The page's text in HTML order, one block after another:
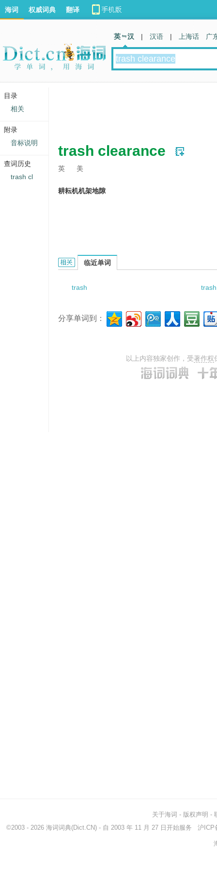
trash clearance
英 美
耕耘机机架地隙
trash clearance的相关资料：
临近单词
trash
分享单词到：
以上内容独家创作，受著作权
海词 权威词典 翻译
英 汉 | 汉语 | 上海话 广
关于海词 - 版权声明 -
©2003 - 2026 海词词典(Dict.CN) - 自 2003 年 11 月 27 日开始服务 沪ICP
目录
相关
附录
音标说明
查词历史
trash cl